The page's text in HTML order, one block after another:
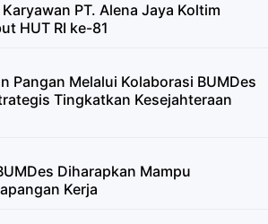
PT. Alena Jaya Koltim
HUT RI ke-81
Pangan Melalui Kolaborasi BUMDes
Tingkatkan Kesejahteraan
Diharapkan Mampu
Kerja